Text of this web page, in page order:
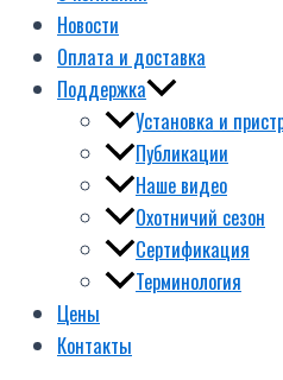
Новости
Оплата и доставка
Поддержка
Установка и
Публикации
Наше видео
Охотничий сезон
Сертификация
Терминология
Цены
Контакты